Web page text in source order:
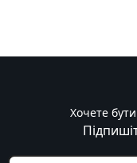
Хочете бути